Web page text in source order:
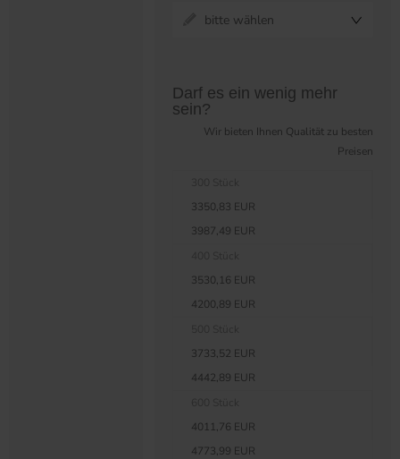
bitte wählen
Darf es ein wenig mehr
sein?
Wir bieten Ihnen Qualität zu besten
Preisen
3350,83 EUR
3987,49 EUR
3530,16 EUR
4200,89 EUR
3733,52 EUR
4442,89 EUR
4011,76 EUR
4773,99 EUR